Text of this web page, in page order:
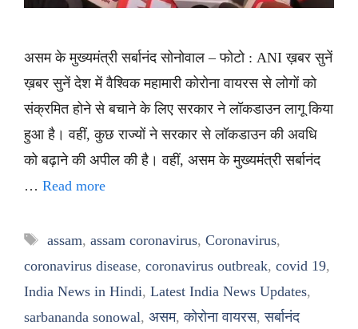
असम के मुख्यमंत्री सर्बानंद सोनोवाल – फोटो : ANI ख़बर सुनें
ख़बर सुनें देश में वैश्विक महामारी कोरोना वायरस से लोगों को
संक्रमित होने से बचाने के लिए सरकार ने लॉकडाउन लागू किया
हुआ है। वहीं, कुछ राज्यों ने सरकार से लॉकडाउन की अवधि
को बढ़ाने की अपील की है। वहीं, असम के मुख्यमंत्री सर्बानंद
… Read more
Tags
assam, assam coronavirus, Coronavirus,
coronavirus disease, coronavirus outbreak, covid 19,
India News in Hindi, Latest India News Updates,
sarbananda sonowal, असम,कोरोना वायरस,सर्बानंद